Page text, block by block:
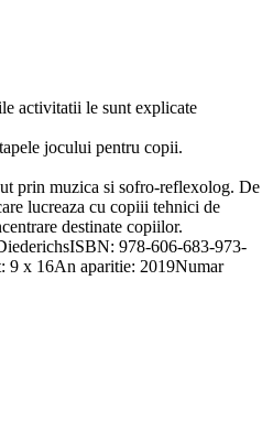
activitatii le sunt explicate
jocului pentru copii.
prin muzica si sofro-reflexolog. De
lucreaza cu copiii tehnici de
destinate copiilor.
978-606-683-973-
9 x 16An aparitie: 2019Numar